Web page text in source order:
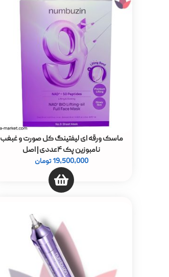
ماسک ورقه ای لیفتینگ کل صورت و غبغب
نامبوزین پک ۴عددی | اصل
19,500,000تومان